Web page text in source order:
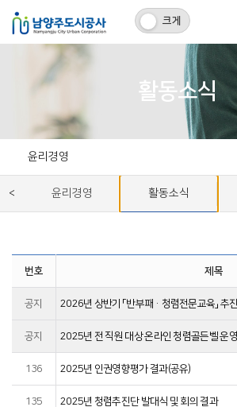
크게
활동소식
윤리경영
공사안내
윤리경영
홍보마당
사회공헌
관내기관윤리경영 활동소식
번호 제목
공지 2026년 상반기 「반부패·청렴전문교육」 추
공지 2025년 전 직원 대상 온라인 청렴골든벨 운영
136 2025년 인권영향평가 결과(공유)
135 2025년 청렴추진단 발대식 및 회의 결과